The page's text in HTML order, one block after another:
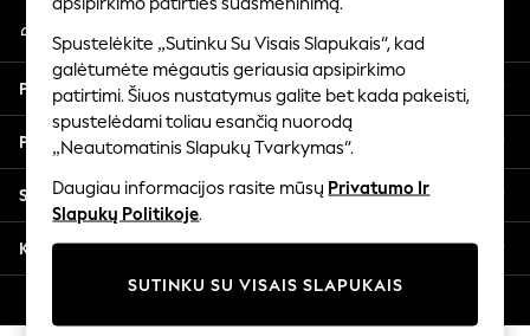
All Boys Schoolwear
Shoes
Trousers
Shorts
Shirts
Polo Shirts
Sweatshirts & Jumpers
Coats & Jackets
Underwear
Multipacks
All Boys Sport & Swimwear
Mano paskyra
Prisijunkite prie savo paskyros
Pagalba
Privatumas ir teisinė informacija
Skyriai
Kitos paslaugos
Spustelėkite „Sutinku Su Visais Slapukais“, kad
galėtumėte mėgautis geriausia apsipirkimo
patirtimi. Šiuos nustatymus galite bet kada pakeisti,
spustelėdami toliau esančią nuorodą
„Neautomatinis Slapukų Tvarkymas“.
Daugiau informacijos rasite mūsų Privatumo Ir
Slapukų Politikoje.
SUTINKU SU VISAIS SLAPUKAIS